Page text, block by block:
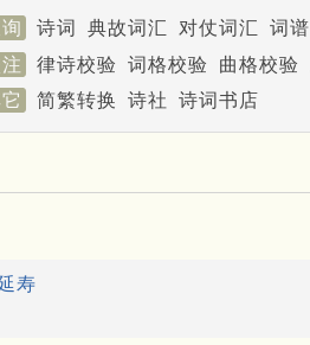
诗词 典故词汇 对仗词汇 词谱
律诗校验 词格校验 曲格校验
简繁转换 诗社 诗词书店
寿